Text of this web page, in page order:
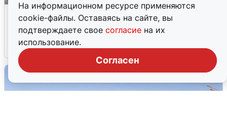
На информационном ресурсе применяются
cookie-файлы. Оставаясь на сайте, вы
подтверждаете свое согласие на их
использование.
Согласен
Жители и туристы Сочи рассказали
об атаке БПЛА 5 августа
5 августа 0